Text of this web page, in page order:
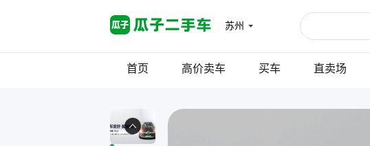
苏州
首页 高价卖车 买车 直卖场